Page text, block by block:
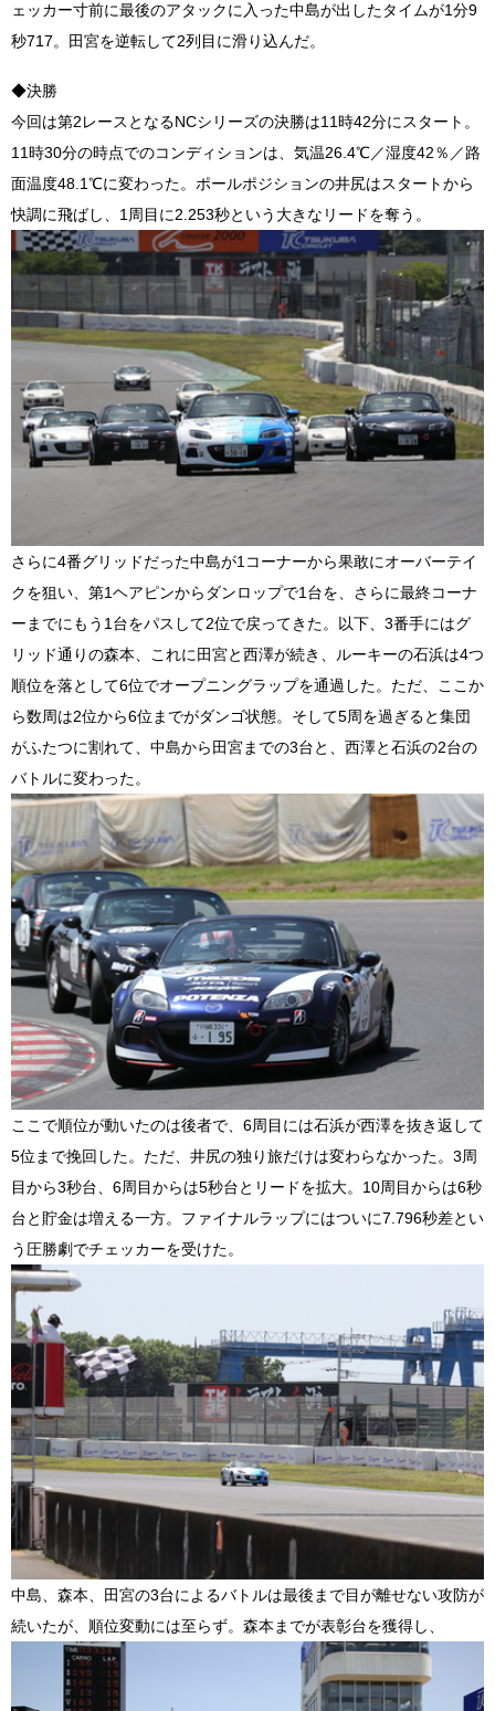
ェッカー寸前に最後のアタックに入った中島が出したタイムが1分9
秒717。田宮を逆転して2列目に滑り込んだ。
◆決勝
今回は第2レースとなるNCシリーズの決勝は11時42分にスタート。
11時30分の時点でのコンディションは、気温26.4℃／湿度42％／路
面温度48.1℃に変わった。ポールポジションの井尻はスタートから
快調に飛ばし、1周目に2.253秒という大きなリードを奪う。
さらに4番グリッドだった中島が1コーナーから果敢にオーバーテイ
クを狙い、第1ヘアピンからダンロップで1台を、さらに最終コーナ
ーまでにもう1台をパスして2位で戻ってきた。以下、3番手にはグ
リッド通りの森本、これに田宮と西澤が続き、ルーキーの石浜は4つ
順位を落として6位でオープニングラップを通過した。ただ、ここか
ら数周は2位から6位までがダンゴ状態。そして5周を過ぎると集団
がふたつに割れて、中島から田宮までの3台と、西澤と石浜の2台の
バトルに変わった。
ここで順位が動いたのは後者で、6周目には石浜が西澤を抜き返して
5位まで挽回した。ただ、井尻の独り旅だけは変わらなかった。3周
目から3秒台、6周目からは5秒台とリードを拡大。10周目からは6秒
台と貯金は増える一方。ファイナルラップにはついに7.796秒差とい
う圧勝劇でチェッカーを受けた。
中島、森本、田宮の3台によるバトルは最後まで目が離せない攻防が
続いたが、順位変動には至らず。森本までが表彰台を獲得し、